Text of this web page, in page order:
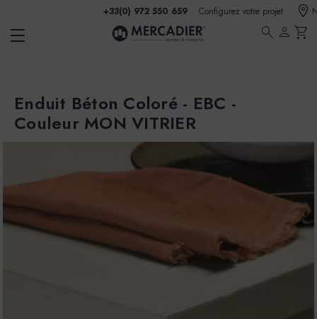
+33(0) 972 550 659 Configurez votre projet
search person shopping_cart
Enduit Béton Coloré - EBC -
Couleur MON VITRIER